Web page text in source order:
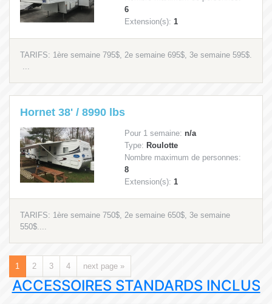
6
Extension(s): 1
TARIFS: 1ère semaine 795$, 2e semaine 695$, 3e semaine 595$.
Hornet 38' / 8990 lbs
Pour 1 semaine: n/a
Type: Roulotte
Nombre maximum de personnes:
8
Extension(s): 1
TARIFS: 1ère semaine 750$, 2e semaine 650$, 3e semaine
550$....
1 2 3 4 next page »
ACCESSOIRES STANDARDS INCLUS